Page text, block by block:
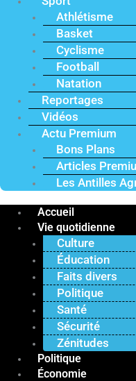
Athlétisme
Basket
Cyclisme
Football
Natation
Reportages
Vidéos
Actu Premium
Bons Plans
Articles
Les Antilles
Accueil
Vie quotidienne
Culture
Éducation
Faits divers
Politique
Santé
Sécurité
Zénitudes
Politique
Économie